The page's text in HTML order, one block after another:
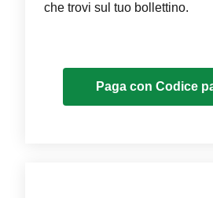
che trovi sul tuo bollettino.
Paga con Codice